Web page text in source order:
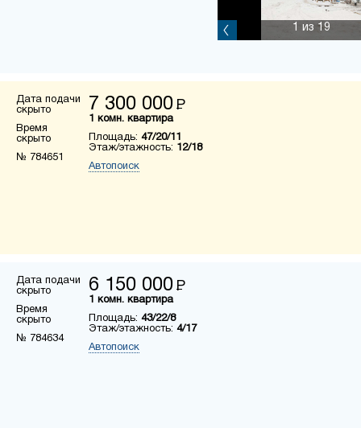
1 из 19
Дата подачи
скрыто
Время
скрыто
№ 784651
7 300 000 Р
1 комн. квартира
Площадь: 47/20/11
Этаж/этажность: 12/18
Автопоиск
Дата подачи
скрыто
Время
скрыто
№ 784634
6 150 000 Р
1 комн. квартира
Площадь: 43/22/8
Этаж/этажность: 4/17
Автопоиск